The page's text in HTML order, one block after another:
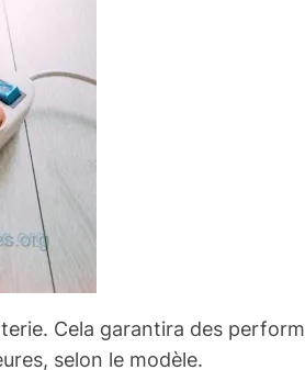
Cela garantira des
selon le modèle.